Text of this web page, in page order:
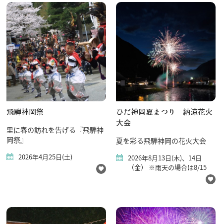
飛騨古川の駐車場
よくある質問
お知らせ
当サイトについて
協会について
パンフレット
写真ダウンロード
関連リンク
お問い合わせ
飛騨神岡祭
里に春の訪れを告げる『飛騨神
岡祭』
2026年4月25日(土)
ひだ神岡夏まつり 納涼花火
大会
夏を彩る飛騨神岡の花火大会
2026年8月13日(木)、14日
（金） ※雨天の場合は8/15